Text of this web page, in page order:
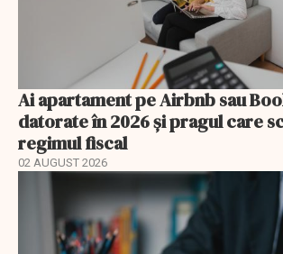
Ai apartament pe Airbnb sau
datorate în 2026 și pragul care
regimul fiscal
02 AUGUST 2026